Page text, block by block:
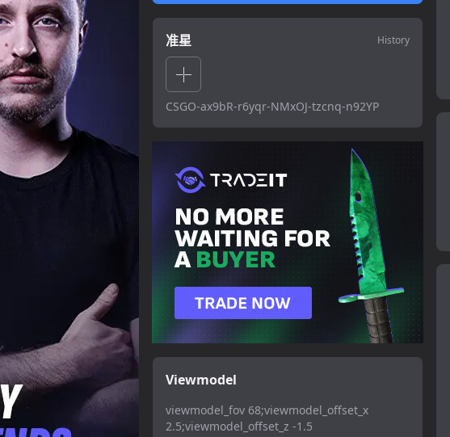
准星 History
CSGO-ax9bR-r6yqr-NMxOJ-tzcnq-n92YP
Viewmodel
viewmodel_fov 68;viewmodel_offset_x
2.5;viewmodel_offset_z -1.5